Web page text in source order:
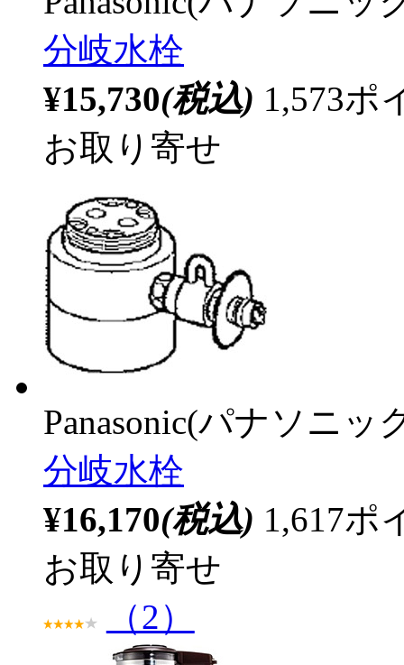
分岐水栓
¥15,730(税込) 1,573ポ
お取り寄せ
Panasonic(パナソニッ
分岐水栓
¥16,170(税込) 1,617ポ
お取り寄せ
（2）